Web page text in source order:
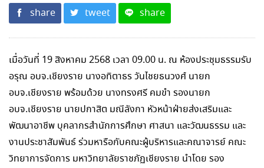
share
tweet share
เมื่อวันที่ 19 สิงหาคม 2568 เวลา 09.00 น. ณ ห้องประชุมธรรมรับ
อรุณ อบจ.เชียงราย นางอทิตาธร วันไชยธนวงศ์ นายก
อบจ.เชียงราย พร้อมด้วย นางทรงศรี คมขำ รองนายก
อบจ.เชียงราย นายปกาสิต มณีลังกา หัวหน้าฝ่ายส่งเสริมและ
พัฒนาอาชีพ บุคลากรสำนักการศึกษา ศาสนา และวัฒนธรรม และ
งานประชาสัมพันธ์ ร่วมหารือกับคณะผู้บริหารและคณาจารย์ คณะ
วิทยาการจัดการ มหาวิทยาลัยราชภัฏเชียงราย นำโดย รอง